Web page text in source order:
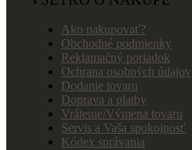
Ako nakupovať?
Obchodné podmienky
Reklamačný poriadok
Ochrana osobných údajov
Dodanie tovaru
Doprava a platby
Vrátenie/Výmena tovaru
Servis a Vaša spokojnosť
Kódex správania